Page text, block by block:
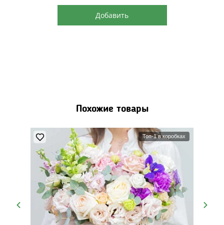
Добавить
Похожие товары
Топ-1 в коробках